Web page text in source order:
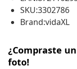
SKU:3302786
Brand:vidaXL
¿Compraste
foto!